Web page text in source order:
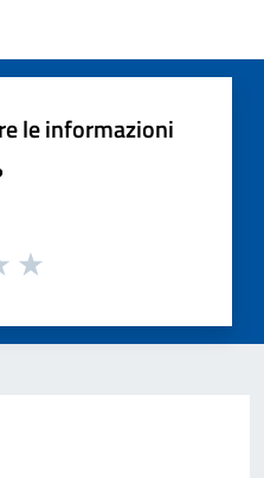
le informazioni